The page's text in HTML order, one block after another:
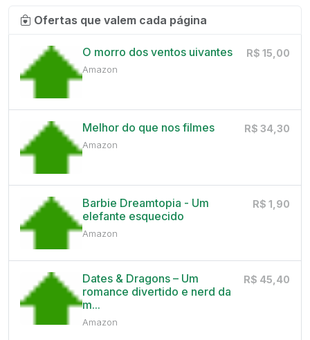
Ofertas que valem cada página
O morro dos ventos uivantes
Amazon
R$ 15,00
Melhor do que nos filmes
Amazon
R$ 34,30
Barbie Dreamtopia - Um
elefante esquecido
Amazon
R$ 1,90
Dates & Dragons – Um
romance divertido e nerd da
m...
Amazon
R$ 45,40